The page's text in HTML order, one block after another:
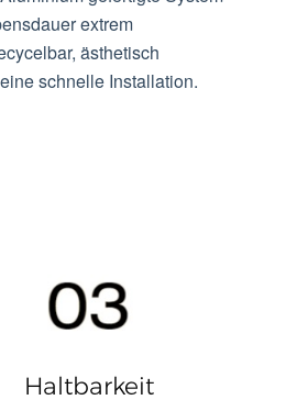
extrem
ästhetisch
schnelle Installation.
Haltbarkeit